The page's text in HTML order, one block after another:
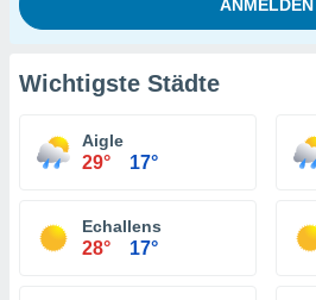
Wichtigste Städte
Aigle
29° 17°
Echallens
28° 17°